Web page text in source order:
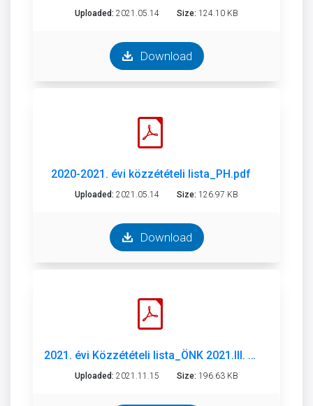
Uploaded: 2021.05.14 Size: 124.10 KB
Download
2020-2021. évi közzétételi lista_PH.pdf
Uploaded: 2021.05.14 Size: 126.97 KB
Download
2021. évi Közzétételi lista_ÖNK 2021.III. negyedév.pdf
Uploaded: 2021.11.15 Size: 196.63 KB